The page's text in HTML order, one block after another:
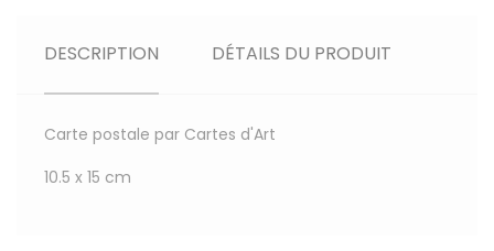
DESCRIPTION DÉTAILS DU PRODUIT
Carte postale par Cartes d'Art
10.5 x 15 cm